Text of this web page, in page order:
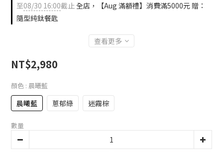
至08/30 16:00截止全店，【Aug 滿額禮】消費滿5000元 贈：
隨型純鈦餐匙
查看更多
NT$2,980
顏色 : 晨曦藍
晨曦藍 蔥郁綠 迷霧棕
數量